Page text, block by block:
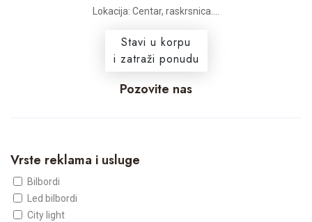
Lokacija: Centar, raskrsnica....
Stavi u korpu
i zatraži ponudu
Pozovite nas
Vrste reklama i usluge
Bilbordi
Led bilbordi
City light